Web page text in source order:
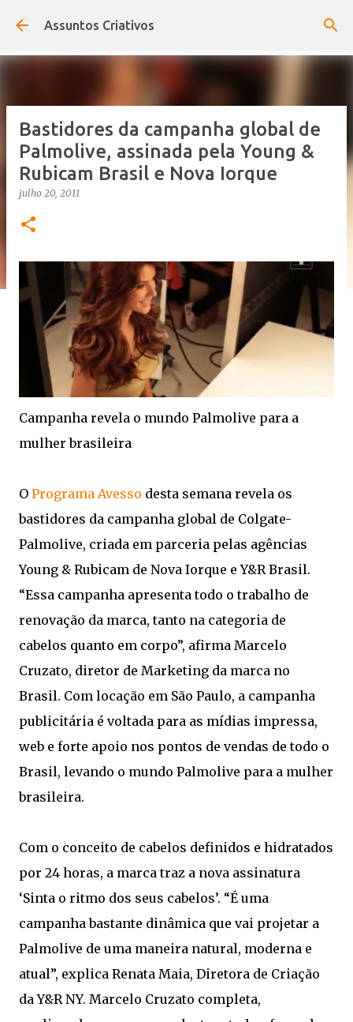
Pular para o conteúdo principal
Assuntos Criativos
Bastidores da campanha global de
Palmolive, assinada pela Young &
Rubicam Brasil e Nova Iorque
julho 20, 2011
Campanha revela o mundo Palmolive para a
mulher brasileira
O Programa Avesso desta semana revela os
bastidores da campanha global de Colgate-
Palmolive, criada em parceria pelas agências
Young & Rubicam de Nova Iorque e Y&R Brasil.
“Essa campanha apresenta todo o trabalho de
renovação da marca, tanto na categoria de
cabelos quanto em corpo”, afirma Marcelo
Cruzato, diretor de Marketing da marca no
Brasil. Com locação em São Paulo, a campanha
publicitária é voltada para as mídias impressa,
web e forte apoio nos pontos de vendas de todo o
Brasil, levando o mundo Palmolive para a mulher
brasileira.
Com o conceito de cabelos definidos e hidratados
por 24 horas, a marca traz a nova assinatura
‘Sinta o ritmo dos seus cabelos’. “É uma
campanha bastante dinâmica que vai projetar a
Palmolive de uma maneira natural, moderna e
atual”, explica Renata Maia, Diretora de Criação
da Y&R NY. Marcelo Cruzato completa,